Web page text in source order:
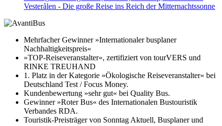
Vesterålen - Die große Reise ins Reich der Mitternachtssonne
Mehrfacher Gewinner »Internationaler busplaner
Nachhaltigkeitspreis«
»TOP-Reiseveranstalter«, zertifiziert von tourVERS und
RINKE TREUHAND
1. Platz in der Kategorie »Ökologische Reiseveranstalter« bei
Deutschland Test / Focus Money.
Kundenbewertung »sehr gut« bei Quality Bus.
Gewinner »Roter Bus« des Internationalen Bustouristik
Verbandes RDA.
Touristik-Preisträger von Sonntag Aktuell, Busplaner und